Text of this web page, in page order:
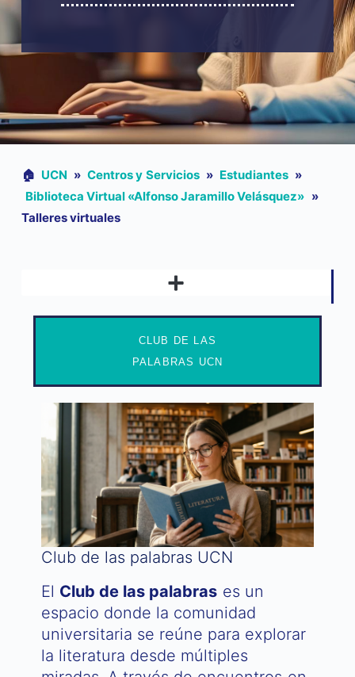
🏠︎ UCN » Centros y Servicios » Estudiantes »
Biblioteca Virtual «Alfonso Jaramillo Velásquez» »
Talleres virtuales
CLUB DE LAS
PALABRAS UCN
Club de las palabras UCN
El Club de las palabras es un
espacio donde la comunidad
universitaria se reúne para explorar
la literatura desde múltiples